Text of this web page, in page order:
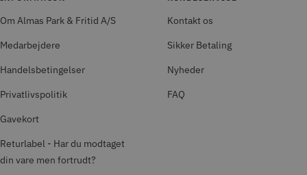
Om Almas Park & Fritid A/S
Medarbejdere
Handelsbetingelser
Privatlivspolitik
Gavekort
Returlabel - Har du modtaget
din vare men fortrudt?
Kontakt os
Sikker Betaling
Nyheder
FAQ